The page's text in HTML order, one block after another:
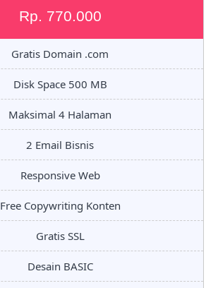
Rp. 770.000
Gratis Domain .com
Disk Space 500 MB
Maksimal 4 Halaman
2 Email Bisnis
Responsive Web
Free Copywriting Konten
Gratis SSL
Desain BASIC